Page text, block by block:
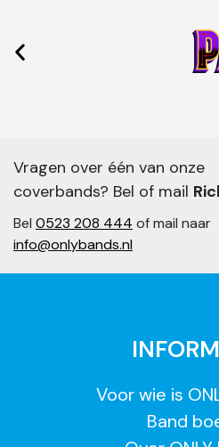
Vragen over één van onze
coverbands? Bel of mail
Bel 0523 208 444 of mail naar
info@onlybands.nl
Voor wie is
Band